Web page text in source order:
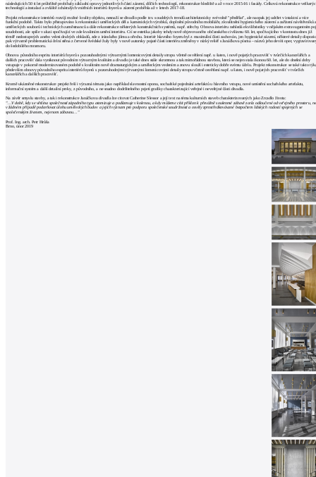
následujících 50 ti let průběžně probíhaly základní opravy jednotlivých částí zázemí, dílčích technologií, rekonstrukce hlediště a až v roce 2015-16 i fasády. Celková rekonstrukce
technologií a instalací a zvláště zchátralých vnitřních interiérů foyerů a zázemí proběhla až v letech 2017-18.
Projekt rekonstrukce interiérů rozvíjí možné kvality objektu, nesnaží se divadlo podle tzv. soudobých trendů architektonicky svévolně "předělat", ale naopak jej udržet v intaktní a více
funkční podobě. Takto bylo přistupováno k rekonstrukci uměleckých děl a kamenických výrobků, doplnění původního mobiliáře, zkvalitnění hygienického zázemí a zařízení návštěvníků a
uměleckých souborů i technických zaměstnanců a dále rekonstrukce některých konstrukčních systémů, např. střechy. Obnova interiéru nehledá ekvilibristiky v nějakém extravagantním
soudobosti, ale spíše v aluzi spočívající ve zde kvalitním umění interiéru. Ctí se estetika jakoby tehdy nově objevovaného občanského civilizmu 60. let, spočívajícího v kontrastu dnes již
téměř nedostupných anebo velmi drahých obkladů, zde z iránského jilmu a ořechu. Interiér hlavního foyeru byl z maximální části zachován, jen hygienické zázemí, některé detaily
pak výtvarně problematická čelní stěna z červené švédské žuly byly v nově autorsky pojaté části interiéru změněny v nízký reliéf s Janáčkova písma – názvů jeho devíti oper,
do šedobílého mramoru.
Obnova původního espritu interiérů foyerů s pozoruhodnými výtvarnými lomenicovými detaily stropu včetně osvětlení např. u šaten, i nově pojatých pracovišť v tvůrčích kancelářích a
dalších pracovišť dala vyniknout původním výtvarným kvalitám a divadlo je také dnes stále skromnou a tak mimořádnou stavbou, která se nejen stala ikonou 60. let, ale do dnešní doby
vstupuje v pokorně modernizovaném podobě s kvalitním nově dramaturgickým a uměleckým vedením a znovu slouží i esteticky dobře svému účelu. Projekt rekonstrukce se také takto
především obnovy původního espritu interiérů foyerů s pozoruhodnými výtvarnými lomenicovými detaily stropu včetně osvětlení např. u šaten, i nově pojatých pracovišť v tvůrčích
kancelářích a dalších pracovišť.
Kromě ukázněné rekonstrukce projekt řeší i výrazná témata jako například slavnostní oponu, sochařské pojednání artefaktů u hlavního vstupu, nové umístění sochařského artefaktu,
informační systém a další detailní prvky, z původního, a ne snadno dodržitelného pojetí grafiky charakterizující veřejné i neveřejné části divadla.
Na závěr smyslu stavby, a tak i rekonstrukce Janáčkova divadla lze citovat Catherine Slessor a její text na téma kulturních staveb charakterizovaných jako Zrcadlo života:
"…V době, kdy se většina společností západního typu atomizuje a podlamuje v kolenou, a kdy můžeme cítit příklon k převážně soukromé zábavě zcela odloučené od veřejného prostoru,
v žádném případě podceňovat úlohu uměleckých budov a jejich význam pro podporu společenské soudržnosti a osvěty zprostředkovávané bezpočtem lidských radostí spojených se
společenským životem, nejenom zábavou…"
Prof. Ing. arch. Petr Hrůša
Brno, únor 2019
architektů
Katalog
dodavatelů
Vložit
inzerát
do
burzy
práce
Newsletter